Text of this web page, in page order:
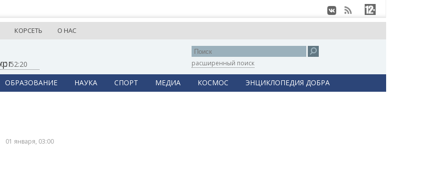
КОРСЕТЬ О НАС
01:52:20 расширенный поиск
ОБРАЗОВАНИЕ НАУКА СПОРТ МЕДИА КОСМОС ЭНЦИКЛОПЕДИЯ ДОБРА
01 января, 03:00